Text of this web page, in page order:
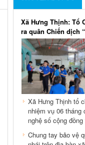
Xã Hưng Thịnh: Tổ
ra quân Chiến dịch
Xã Hưng Thịnh tổ
nhiệm vụ 06 tháng
nghệ số cộng
Chung tay bảo vệ